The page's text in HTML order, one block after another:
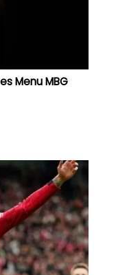
Menu MBG